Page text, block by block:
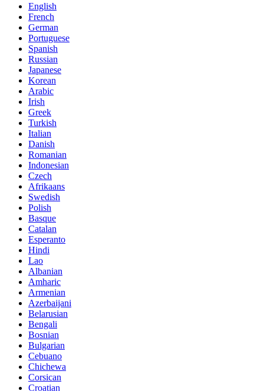
English
French
German
Portuguese
Spanish
Russian
Japanese
Korean
Arabic
Irish
Greek
Turkish
Italian
Danish
Romanian
Indonesian
Czech
Afrikaans
Swedish
Polish
Basque
Catalan
Esperanto
Hindi
Lao
Albanian
Amharic
Armenian
Azerbaijani
Belarusian
Bengali
Bosnian
Bulgarian
Cebuano
Chichewa
Corsican
Croatian